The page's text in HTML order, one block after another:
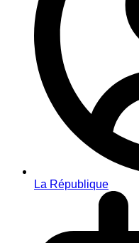
La République